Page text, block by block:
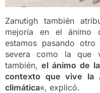
Zanutigh también
mejoría en el ánimo
estamos pasando
severa como la que
también, el ánimo de
contexto que vive la
climática«, explicó.